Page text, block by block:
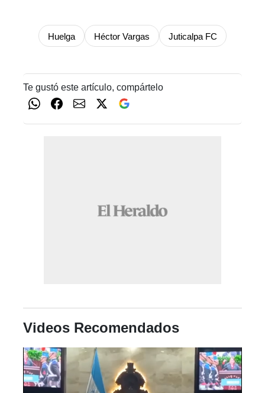
Huelga Héctor Vargas Juticalpa FC
Te gustó este artículo, compártelo
Videos Recomendados